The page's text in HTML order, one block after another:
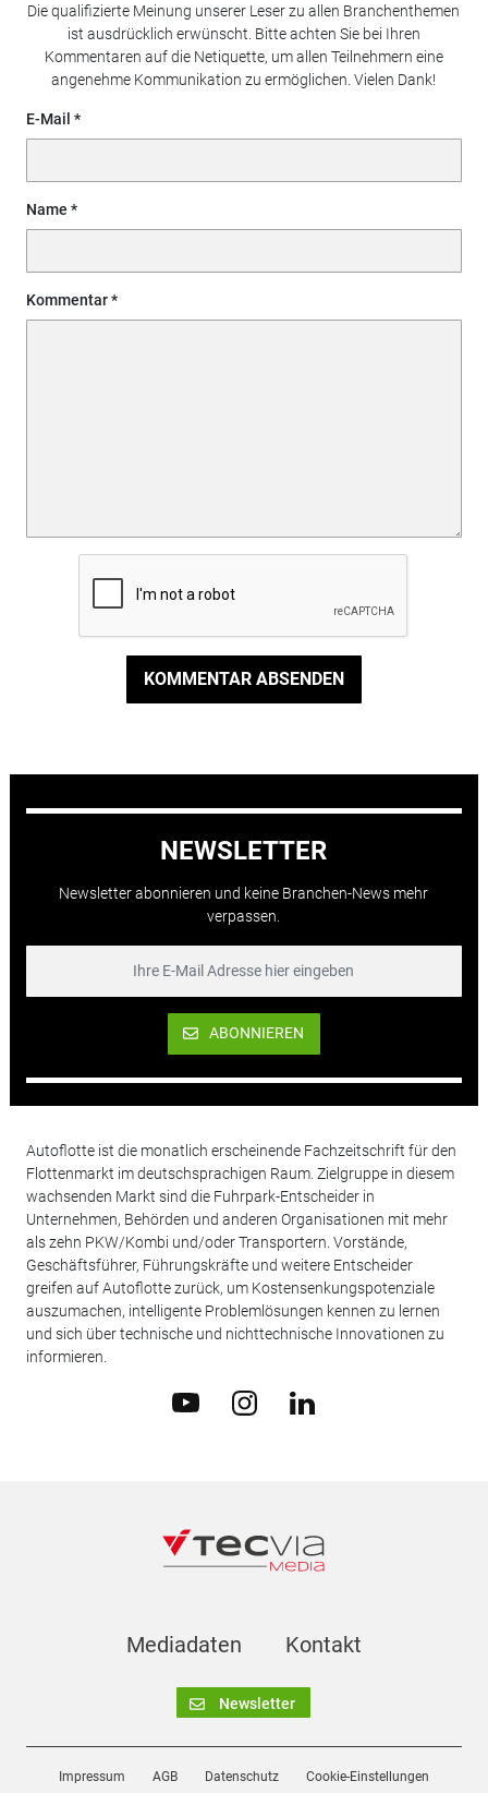
Die qualifizierte Meinung unserer Leser zu allen Branchenthemen
ist ausdrücklich erwünscht. Bitte achten Sie bei Ihren
Kommentaren auf die Netiquette, um allen Teilnehmern eine
angenehme Kommunikation zu ermöglichen. Vielen Dank!
E-Mail
Name
Kommentar
KOMMENTAR ABSENDEN
NEWSLETTER
Newsletter abonnieren und keine Branchen-News mehr
verpassen.
ABONNIEREN
Autoflotte ist die monatlich erscheinende Fachzeitschrift für den
Flottenmarkt im deutschsprachigen Raum. Zielgruppe in diesem
wachsenden Markt sind die Fuhrpark-Entscheider in
Unternehmen, Behörden und anderen Organisationen mit mehr
als zehn PKW/Kombi und/oder Transportern. Vorstände,
Geschäftsführer, Führungskräfte und weitere Entscheider
greifen auf Autoflotte zurück, um Kostensenkungspotenziale
auszumachen, intelligente Problemlösungen kennen zu lernen
und sich über technische und nichttechnische Innovationen zu
informieren.
Mediadaten Kontakt
Newsletter
Impressum AGB Datenschutz Cookie-Einstellungen